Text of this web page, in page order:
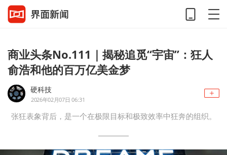
商业头条No.111｜揭秘追觅“宇宙”：狂人
俞浩和他的百万亿美金梦
硬科技
2026年02月07日 06:31
张狂表象背后，是一个在极限目标和极致效率中狂奔的组织。